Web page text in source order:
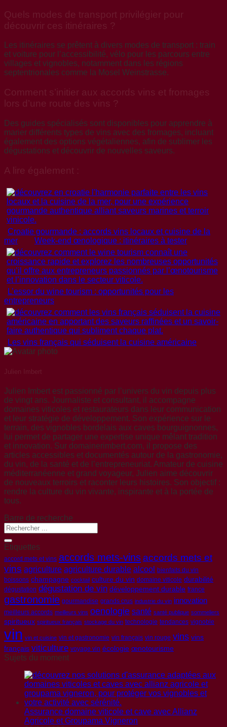
Quels modes de transport privilégier pour
découvrir ces itinéraires ?
Les itinéraires se prêtent à divers modes de transport : train
et voiture pour l’accessibilité, vélo pour les parcours entre
villages et vignobles, notamment dans les régions
septentrionales comme la Mosel Weinstrasse.
Comment s’initier aux accords vins et fromages
lors d’une route des vins ?
Des guides spécialisés sont disponibles pour apprendre à
marier différents types de vins avec des fromages, incluant
également des options végétaliennes, afin de sublimer les
dégustations et découvrir de nouvelles saveurs.
A lire également :
Croatie gourmande : accords vins locaux et cuisine de la
mer
Week-end œnologique : itinéraires à tester
L’essor du wine tourism : opportunités pour les
entrepreneurs
Les vins français qui séduisent la cuisine américaine
Julien Imbert
Julien Imbert est passionné par l’univers du vin depuis plus
de vingt ans. Journaliste et consultant, il accompagne
domaines viticoles et restaurateurs dans leur communication
et leur stratégie de développement. Son expérience sur le
terrain, des vignobles bordelais aux caves bourguignonnes,
lui permet de partager une expertise unique mêlant tradition
et innovation. Sur domainerimbert.com, il propose des
articles accessibles et documentés autour de la gastronomie,
du vin, de la santé et de l’entrepreneuriat. Amateur de cuisine
méditerranéenne et grand voyageur, Julien aime découvrir
de nouveaux terroirs et raconter leurs histoires. Son objectif :
rendre la culture du vin vivante, inspirante et à la portée de
tous.
Barre de recherche
Etiquettes
accord mets et vins accords mets-vinsaccords mets et
vins agriculture agriculture durable alcool bienfaits du vin
boissons champagne cocktail culture du vin domaine viticole durabilité
dégustation dégustation de vin développement durable france
gastronomie gourmandise grands crus industrie du vin innovation
meilleurs accords meilleurs vins oenologie santé santé publique sommeliers
spiritueux spiritueux français stockage du vin technologie tendances vignoble
vin vin et cuisine vin et gastronomie vin français vin rouge vins vins
français viticulture voyage vin écologie œnotourisme
Sujets du moment
Assurance domaine viticole et cave avec Allianz
Agricole et Groupama Vigneron